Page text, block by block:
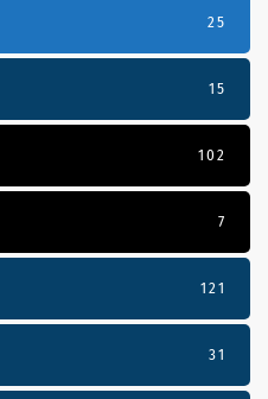
25
15
102
7
121
31